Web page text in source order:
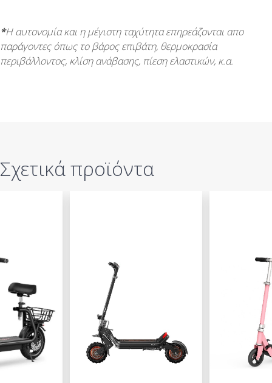
*Η αυτονομία και η μέγιστη ταχύτητα επηρεάζονται απο
παράγοντες όπως το βάρος επιβάτη, θερμοκρασία
περιβάλλοντος, κλίση ανάβασης, πίεση ελαστικών, κ.α.
Σχετικά προϊόντα